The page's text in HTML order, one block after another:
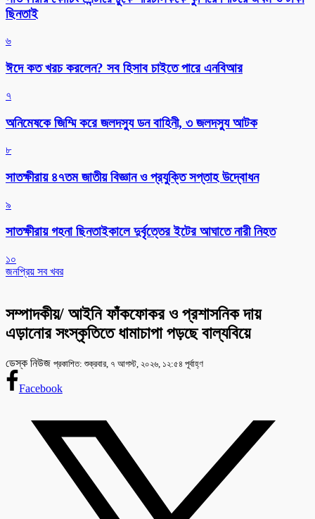
ছিনতাই
৬
ঈদে কত খরচ করলেন? সব হিসাব চাইতে পারে এনবিআর
৭
অনিমেষকে জিম্মি করে জলদস্যু ডন বাহিনী, ৩ জলদস্যু আটক
৮
সাতক্ষীরায় ৪৭তম জাতীয় বিজ্ঞান ও প্রযুক্তি সপ্তাহ উদ্বোধন
৯
সাতক্ষীরায় গহনা ছিনতাইকালে দুর্বৃত্তের ইটের আঘাতে নারী নিহত
১০
জনপ্রিয় সব খবর
সম্পাদকীয়/ আইনি ফাঁকফোকর ও প্রশাসনিক দায়
এড়ানোর সংস্কৃতিতে ধামাচাপা পড়ছে বাল্যবিয়ে
ডেস্ক নিউজ প্রকাশিত: শুক্রবার, ৭ আগস্ট, ২০২৬, ১২:৫৪ পূর্বাহ্ণ
Facebook